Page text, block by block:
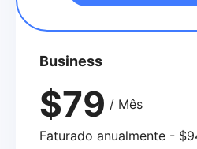
Business
$79 / Mês
Faturado anualmente -